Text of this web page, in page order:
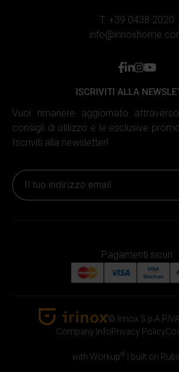
T. +39 0438 2020
facebook
linkedin
instagram
youtube
ISCRIVITI ALLA
Vuoi rimanere aggiornato
consigli di utilizzo e le esclusive
Iscriviti alla newsletter!
Pagamenti sicuri
Irinox Home
© Irinox S.p.A.
Company InfoPrivacy Policy
with Workup® built on